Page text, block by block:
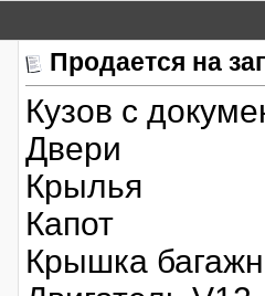
Продается на
Кузов с
Двери
Крылья
Капот
Крышка